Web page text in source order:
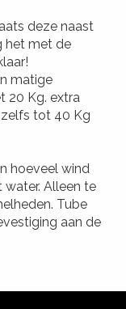
deze naast
het met de
matige
20 Kg. extra
tot 40 Kg
hoeveel wind
Alleen te
Tube
aan de